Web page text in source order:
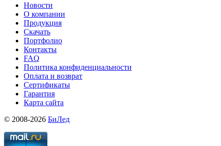
Новости
О компании
Продукция
Скачать
Портфолио
Контакты
FAQ
Политика конфиденциальности
Оплата и возврат
Сертификаты
Гарантия
Карта сайта
© 2008-2026 БиЛед